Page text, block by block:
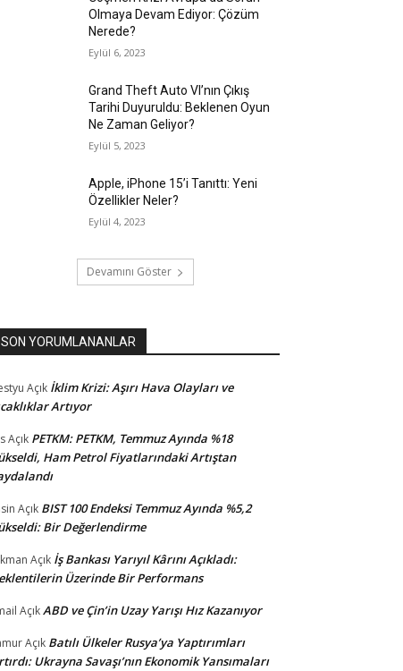
Olmaya Devam Ediyor: Çözüm
Nerede?
Eylül 6, 2023
Grand Theft Auto VI’nın Çıkış
Tarihi Duyuruldu: Beklenen Oyun
Ne Zaman Geliyor?
Eylül 5, 2023
Apple, iPhone 15’i Tanıttı: Yeni
Özellikler Neler?
Eylül 4, 2023
Devamını Göster
SON YORUMLANANLAR
Açık İklim Krizi: Aşırı Hava Olayları ve
Artıyor
Açık PETKM: PETKM, Temmuz Ayında %18
Ham Petrol Fiyatlarındaki Artıştan
Açık BIST 100 Endeksi Temmuz Ayında %5,2
Bir Değerlendirme
Açık İş Bankası Yarıyıl Kârını Açıkladı:
Üzerinde Bir Performans
AçıkABD ve Çin’in Uzay Yarışı Hız Kazanıyor
Açık Batılı Ülkeler Rusya’ya Yaptırımları
Ukrayna Savaşı’nın Ekonomik Yansımaları